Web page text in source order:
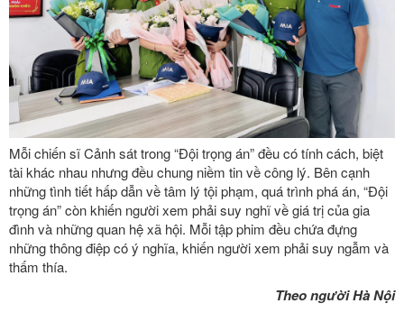
Mỗi chiến sĩ Cảnh sát trong “Đội trọng án” đều có tính cách, biệt
tài khác nhau nhưng đều chung niềm tin về công lý. Bên cạnh
những tình tiết hấp dẫn về tâm lý tội phạm, quá trình phá án, “Đội
trọng án” còn khiến người xem phải suy nghĩ về giá trị của gia
đình và những quan hệ xã hội. Mỗi tập phim đều chứa đựng
những thông điệp có ý nghĩa, khiến người xem phải suy ngẫm và
thấm thía.
Theo người Hà Nội